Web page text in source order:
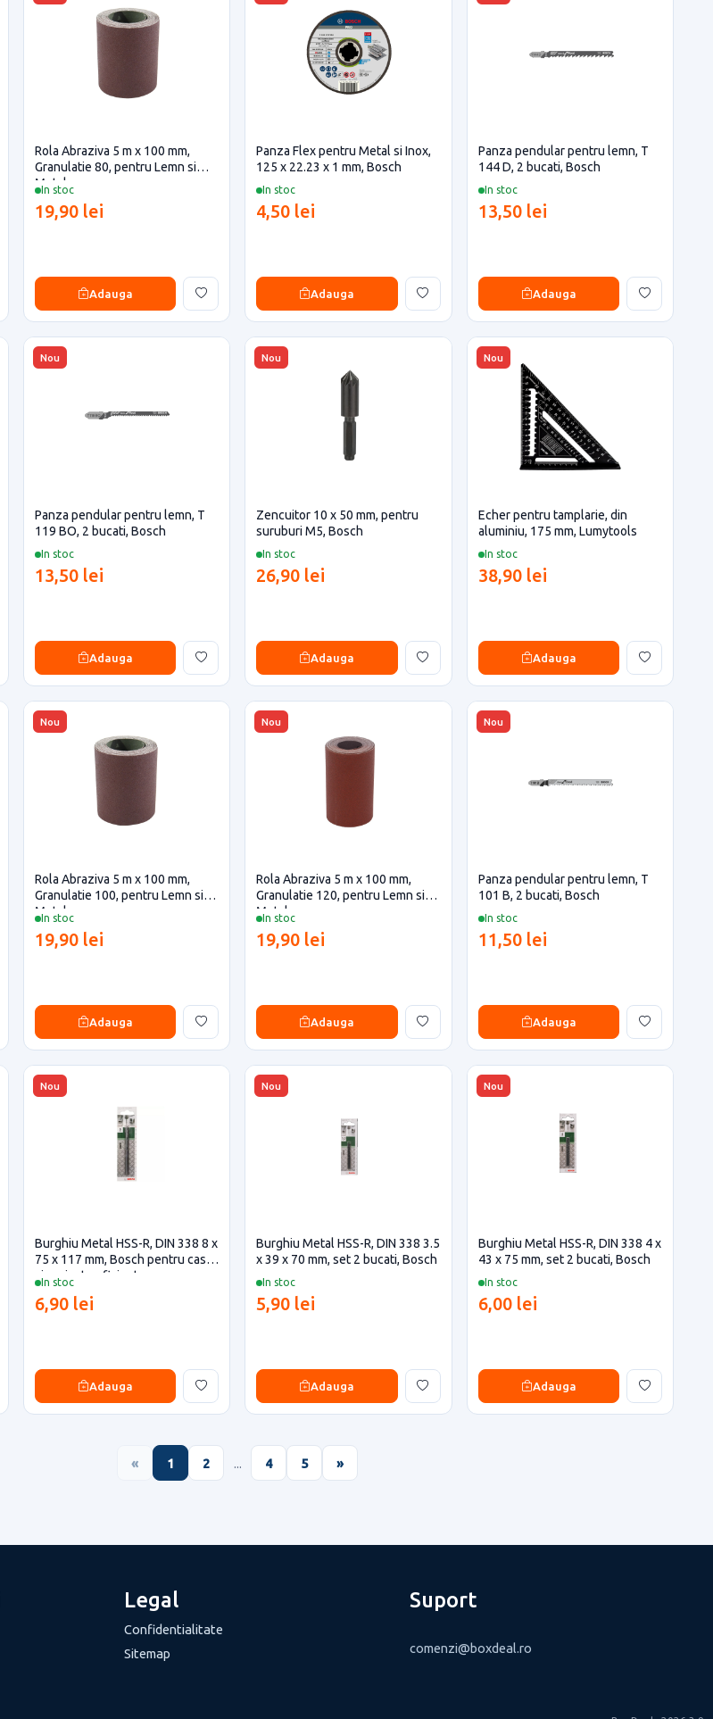
In stoc
Rola Abraziva 5 m x 100 mm,
Granulatie 80, pentru Lemn si
Metal
19,90 lei
Adauga
In stoc
Panza Flex pentru Metal si Inox,
125 x 22.23 x 1 mm, Bosch
4,50 lei
Adauga
In stoc
Panza pendular pentru lemn, T
144 D, 2 bucati, Bosch
13,50 lei
Adauga
Nou
In stoc
Panza pendular pentru lemn, T
119 BO, 2 bucati, Bosch
13,50 lei
Adauga
Nou
In stoc
Zencuitor 10 x 50 mm, pentru
suruburi M5, Bosch
26,90 lei
Adauga
Nou
In stoc
Echer pentru tamplarie, din
aluminiu, 175 mm, Lumytools
38,90 lei
Adauga
Nou
In stoc
Rola Abraziva 5 m x 100 mm,
Granulatie 100, pentru Lemn si
Metal
19,90 lei
Adauga
Nou
In stoc
Rola Abraziva 5 m x 100 mm,
Granulatie 120, pentru Lemn si
Metal
19,90 lei
Adauga
Nou
In stoc
Panza pendular pentru lemn, T
101 B, 2 bucati, Bosch
11,50 lei
Adauga
Nou
In stoc
Burghiu Metal HSS-R, DIN 338 8 x
75 x 117 mm, Bosch pentru casa
si proiecte eficiente
6,90 lei
Adauga
Nou
In stoc
Burghiu Metal HSS-R, DIN 338 3.5
x 39 x 70 mm, set 2 bucati, Bosch
5,90 lei
Adauga
Nou
In stoc
Burghiu Metal HSS-R, DIN 338 4 x
43 x 75 mm, set 2 bucati, Bosch
6,00 lei
Adauga
« 1 2 ... 4 5 »
Legal
Confidentialitate
Sitemap
Suport
comenzi@boxdeal.ro